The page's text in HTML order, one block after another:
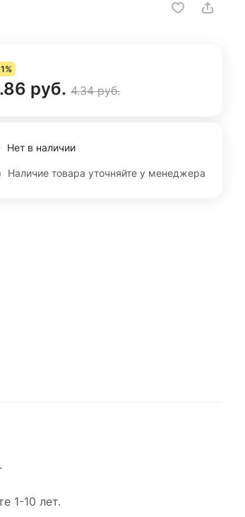
руб. 4.34 руб.
Нет в наличии
Наличие товара уточняйте у менеджера
1-10 лет.